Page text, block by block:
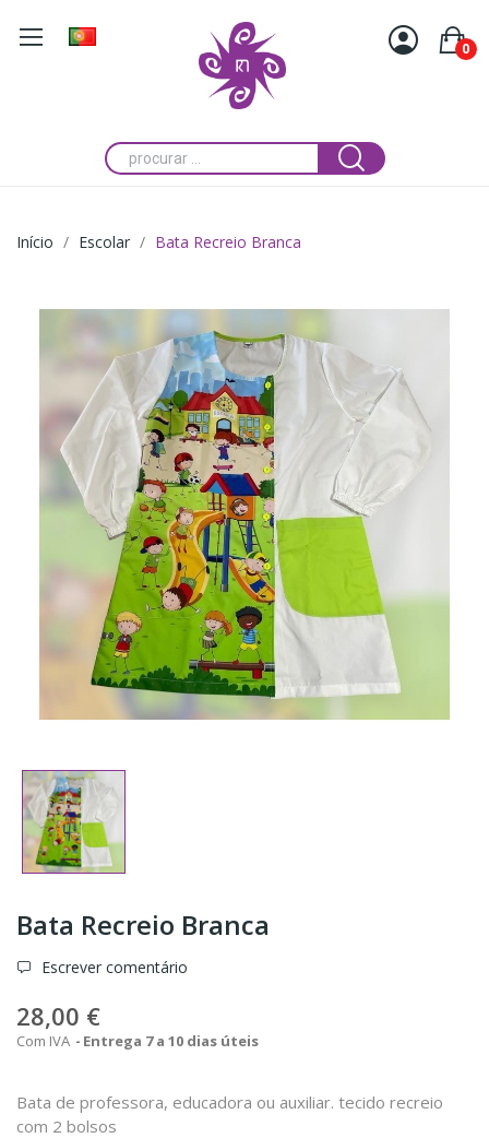
0
Início Escolar Bata Recreio Branca
Bata Recreio Branca
Escrever comentário
28,00 €
Com IVA Entrega 7 a 10 dias úteis
Bata de professora, educadora ou auxiliar. tecido recreio
com 2 bolsos